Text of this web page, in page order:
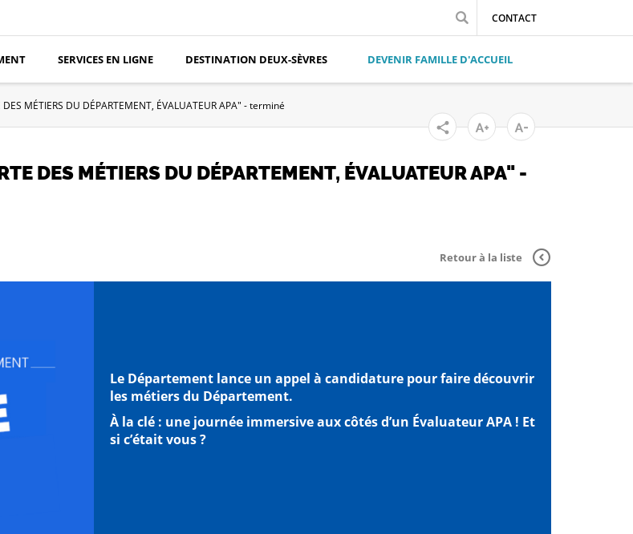
CONTACT
SERVICES EN LIGNE DESTINATION DEUX-SÈVRES DEVENIR FAMILLE D'ACCUEIL
MÉTIERS DU DÉPARTEMENT, ÉVALUATEUR APA" - terminé
DES MÉTIERS DU DÉPARTEMENT, ÉVALUATEUR APA" -
Retour à la liste
Le Département lance un appel à candidature pour faire découvrir
les métiers du Département.
À la clé : une journée immersive aux côtés d’un Évaluateur APA ! Et
si c’était vous ?